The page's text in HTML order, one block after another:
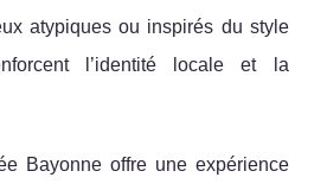
atypiques ou inspirés du style
l’identité locale et la
Bayonne offre une expérience